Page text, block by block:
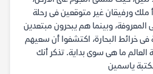
ورفيقان غير متوقعين فى رحلة
المعروفة، وبينما هم يبحرون مبتعدين
فى خرائط البحارة، اكتشفوا أن سعيهم
العالم ما هى سوى بداية. تذكر أنك
ياسمين